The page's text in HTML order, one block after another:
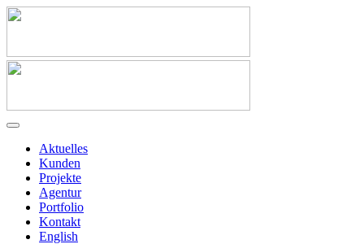
Aktuelles
Kunden
Projekte
Agentur
Portfolio
Kontakt
English